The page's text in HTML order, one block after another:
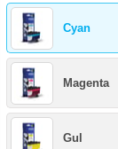
Cyan
Magenta
Gul